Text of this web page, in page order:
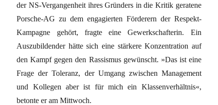
der NS-Vergangenheit ihres Gründers in die Kritik geratene
Porsche-AG zu dem engagierten Förderern der Respekt-
Kampagne gehört, fragte eine Gewerkschafterin. Ein
Auszubildender hätte sich eine stärkere Konzentration auf
den Kampf gegen den Rassismus gewünscht. »Das ist eine
Frage der Toleranz, der Umgang zwischen Management
und Kollegen aber ist für mich ein Klassenverhältnis«,
betonte er am Mittwoch.